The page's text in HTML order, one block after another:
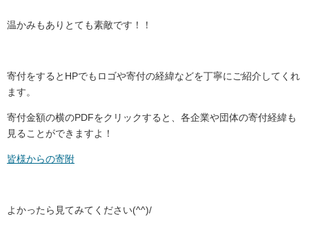
温かみもありとても素敵です！！
寄付をするとHPでもロゴや寄付の経緯などを丁寧にご紹介してくれ
ます。
寄付金額の横のPDFをクリックすると、各企業や団体の寄付経緯も
見ることができますよ！
皆様からの寄附
よかったら見てみてください(^^)/